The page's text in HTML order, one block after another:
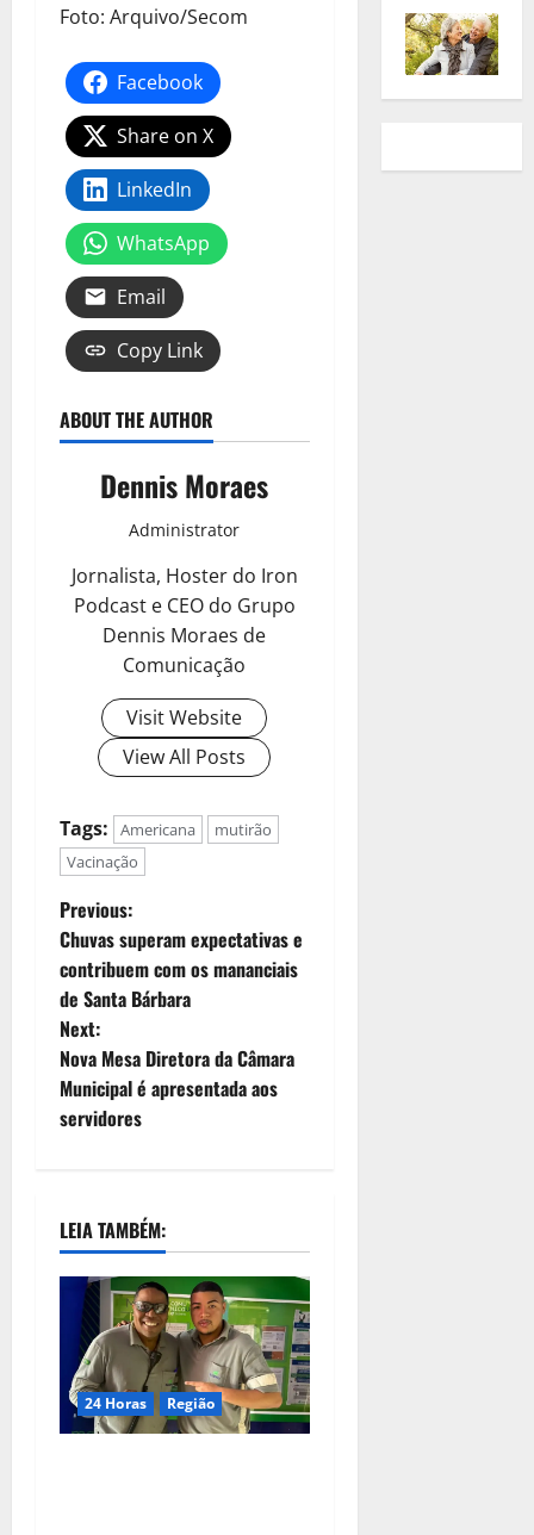
Foto: Arquivo/Secom
Facebook
Share on X
LinkedIn
WhatsApp
Email
Copy Link
ABOUT THE AUTHOR
Dennis Moraes
Administrator
Jornalista, Hoster do Iron
Podcast e CEO do Grupo
Dennis Moraes de
Comunicação
Visit Website
View All Posts
Tags: Americana
mutirão
Vacinação
Previous:
Chuvas superam expectativas e
contribuem com os mananciais
de Santa Bárbara
Next:
Nova Mesa Diretora da Câmara
Municipal é apresentada aos
servidores
LEIA TAMBÉM:
24 Horas Região